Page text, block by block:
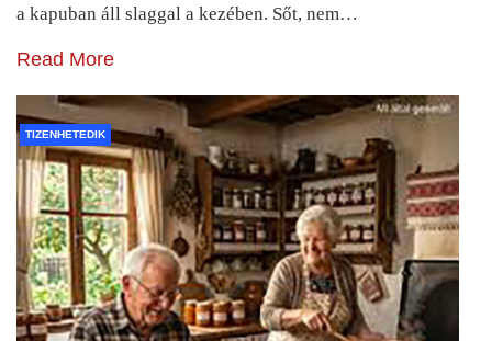
a kapuban áll slaggal a kezében. Sőt, nem…
Read More
TIZENHETEDIK